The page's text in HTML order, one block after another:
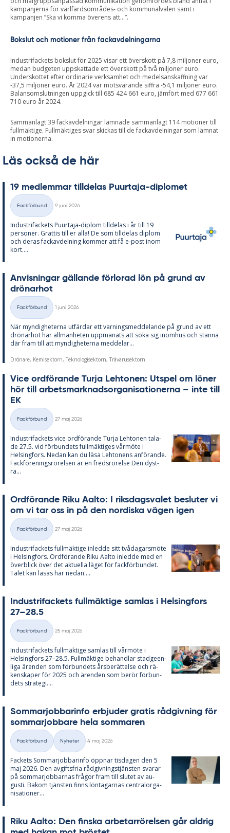
kampanjerna för värlfärdsområdes- och kommunalvalen samt i
kampanjen ”Ska vi komma överens att…”.
Bokslut och motioner från fackavdelningarna
Industrifackets bokslut för 2025 visar ett överskott på 7,8 miljoner euro,
medan budgeten uppskattade ett överskott på två miljoner euro.
Underskottet efter ordinarie verksamhet och medelsanskaffning var
-37,5 miljoner euro. År 2024 var motsvarande siffra -54,1 miljoner euro.
Balansomslutningen uppgick till 685 424 661 euro, jämfört med 677 661
710 euro år 2024.
Sammanlagt 39 fackavdelningar lämnade sammanlagt 114 motioner till
fullmäktige. Fullmäktiges svar skickas till de fackavdelningar som lämnat
in motionerna.
Läs också de här
19 med­lem­mar till­de­las Pu­ur­ta­ja-di­plo­met
Kategorier
Fackförbund
9 juni 2026
In­du­stri­fac­kets Pu­ur­ta­ja-diplom till­de­las i år till 19
per­so­ner. Grat­tis till er alla! De som till­de­las diplom
och de­ras fackav­del­ning kom­mer att få e-post inom
kort....
An­vis­ning­ar gäl­lan­de för­lo­rad lön på grund av
drö­nar­hot
Kategorier
Fackförbund
1 juni 2026
När myn­dig­he­ter­na ut­fär­dar ett var­nings­med­de­lan­de på grund av ett
drö­nar­hot har all­män­he­ten upp­ma­na­ts att söka sig in­om­hus och stan­na
där fram till att myn­dig­he­ter­na med­de­lar...
Drönare, Kemisektorn, Teknologisektorn, Trävarusektorn
Vice ord­fö­ran­de Turja Lehto­nen: Ut­spel om lö­ner
hör till ar­bets­mark­nads­or­ga­ni­sa­tio­ner­na – inte till
EK
Kategorier
Fackförbund
27 maj 2026
In­du­stri­fac­kets vice ord­fö­ran­de Turja Lehto­nen ta­la­
de 27.5. vid för­bun­dets full­mäk­ti­ges vår­möte i
Helsing­fors. Ne­dan kan du läsa Lehto­nens an­fö­ran­de.
Fack­för­e­nings­rö­rel­sen är en freds­rö­rel­se Den dyst­
ra...
Ord­fö­ran­de Riku Aal­to: I riks­dags­va­let be­slu­ter vi
om vi tar oss in på den nor­dis­ka vägen igen
Kategorier
Fackförbund
27 maj 2026
In­du­stri­fac­kets full­mäk­ti­ge in­led­de sitt två­da­garsmöte
i Helsing­fors. Ord­fö­ran­de Riku Aal­to in­led­de med en
över­blick över det ak­tu­el­la lä­get för fack­för­bun­det.
Ta­let kan lä­sas här ne­dan....
In­du­stri­fac­kets full­mäk­ti­ge sam­las i Helsing­fors
27–28.5
Kategorier
Fackförbund
25 maj 2026
In­du­stri­fac­kets full­mäk­ti­ge sam­las till vår­möte i
Helsing­fors 27–28.5. Full­mäk­ti­ge be­hand­lar stad­ge­en­
li­ga ären­den som för­bun­dets års­be­rät­tel­se och rä­
ken­ska­per för 2025 och ären­den som be­rör för­bun­
dets stra­te­gi....
Som­mar­job­ba­rin­fo er­bju­der gra­tis råd­giv­ning för
som­mar­job­ba­re hela som­ma­ren
Kategorier
Fackförbund Nyheter
4 maj 2026
Fac­kets Som­mar­job­ba­rin­fo öpp­nar tis­da­gen den 5
maj 2026. Den av­gifts­fria råd­giv­nings­tjäns­ten sva­rar
på som­mar­job­bar­nas frå­gor fram till slu­tet av au­
gusti. Bakom tjäns­ten fin­ns lön­ta­gar­nas cen­tral­or­ga­
ni­sa­tio­ner...
Riku Aal­to: Den fins­ka ar­be­tar­rö­rel­sen går aldrig